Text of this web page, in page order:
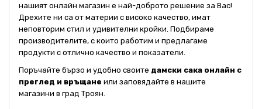
нашият онлайн магазин е най-доброто решение за Вас!
Дрехите ни са от материи с високо качество, имат
неповторим стил и удивителни кройки. Подбираме
производителите, с които работим и предлагаме
продукти с отлично качество и показатели.
Поръчайте бързо и удобно своите дамски сака онлайн с
преглед и връщане или заповядайте в нашите
магазини в град Троян.